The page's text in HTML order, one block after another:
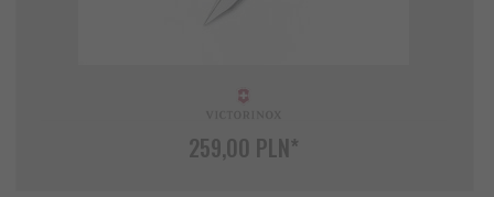
259,00 PLN*